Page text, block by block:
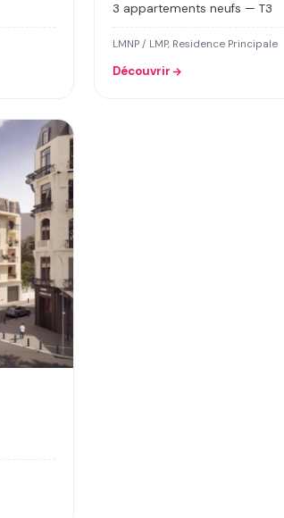
3 appartements neufs — T3
LMNP / LMP, Residence Principale
Découvrir